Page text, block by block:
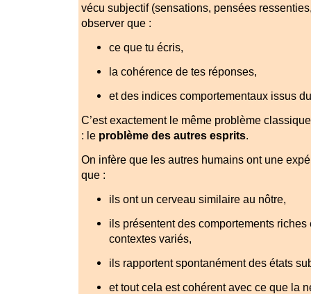
vécu subjectif (sensations, pensées
observer que :
ce que tu écris,
la cohérence de tes réponses,
et des indices comportementaux issus
C’est exactement le même problème
: le problème des autres esprits
On infère que les autres humains ont une
que :
ils ont un cerveau similaire au nôtre,
ils présentent des comportements
contextes variés,
ils rapportent spontanément des états
et tout cela est cohérent avec ce que la